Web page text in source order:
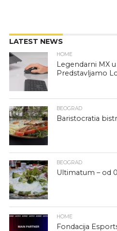
LATEST NEWS
HOME
Legendarni MX
Predstavljamo
BEOGRAD
Baristocratia
BEOGRAD
Ultimatum – od
HOME
Fondacija